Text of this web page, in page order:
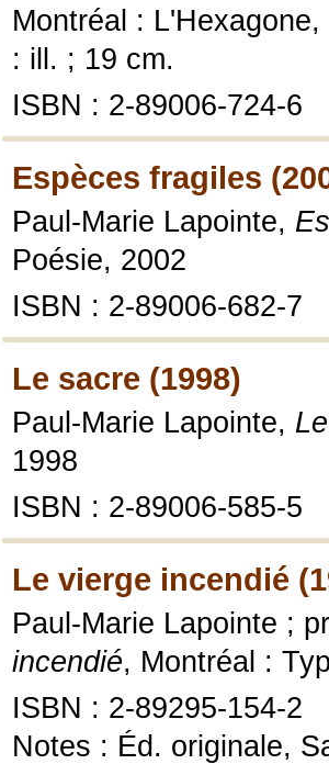
Montréal :
: ill. ; 19 cm.
ISBN : 2-89006-724-6
Espèces fragiles
Paul-Marie Lapointe,
Poésie, 2002
ISBN : 2-89006-682-7
Le sacre (1998)
Paul-Marie Lapointe,
1998
ISBN : 2-89006-585-5
Le vierge incendié
Paul-Marie Lapointe ;
incendié, Montréal :
ISBN : 2-89295-154-2
Notes : Éd. originale,